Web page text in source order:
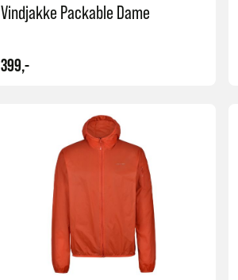
Vindjakke Packable Dame
399,-